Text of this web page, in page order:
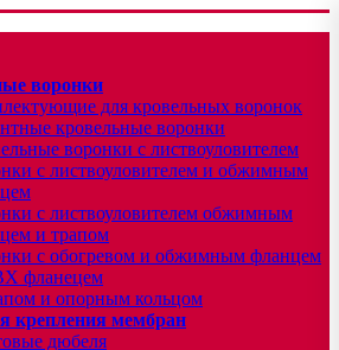
воронки
для кровельных воронок
кровельные воронки
воронки с листвоуловителем
с листвоуловителем и обжимным
с листвоуловителем обжимным
и трапом
с обогревом и обжимным фланцем
фланецем
и опорным кольцом
крепления мембран
дюбеля